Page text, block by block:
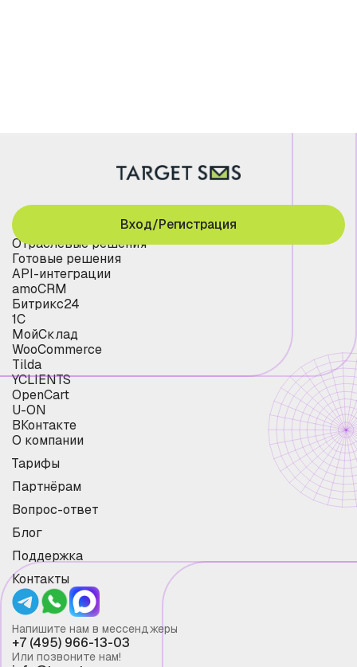
Отраслевые решения
Готовые решения
API-интеграции
amoCRM
Битрикс24
1С
МойСклад
WooCommerce
Tilda
YCLIENTS
OpenCart
U-ON
ВКонтакте
О компании
Тарифы
Партнёрам
Вопрос-ответ
Блог
Поддержка
Контакты
Вход/Регистрация
Напишите нам в мессенджеры
+7 (495) 966-13-03
Или позвоните нам!